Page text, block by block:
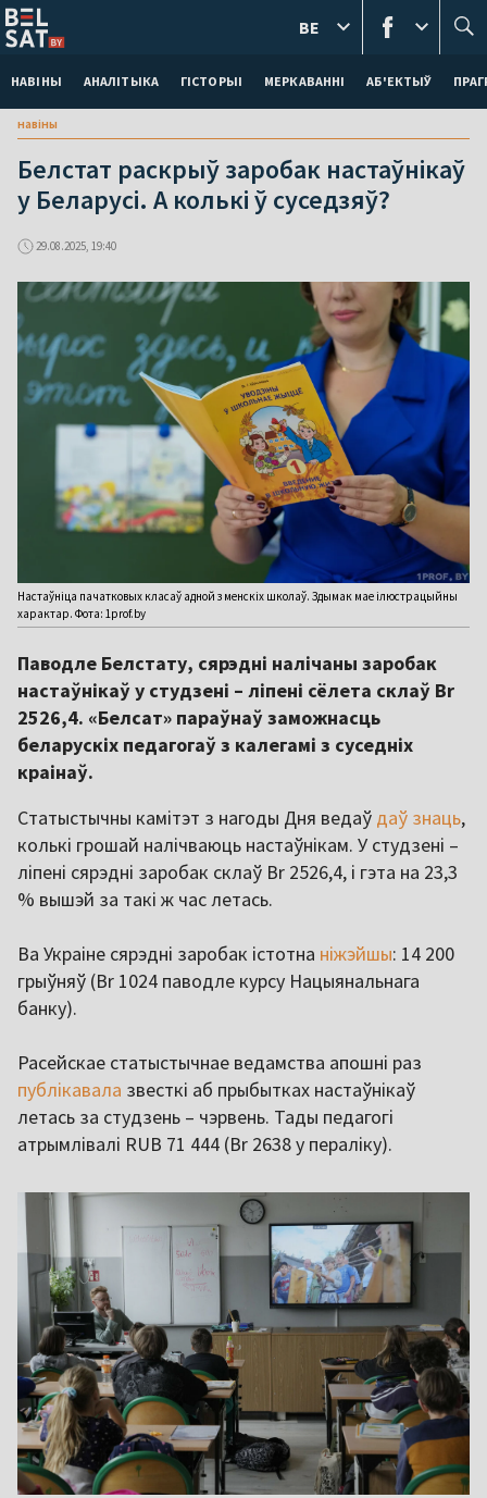
НАВІНЫ АНАЛІТЫКА ГІСТОРЫІ МЕРКАВАННI АБ'ЕКТЫЎ
BE
навіны
Белстат раскрыў заробак настаўнікаў
у Беларусі. А колькі ў суседзяў?
29.08.2025, 19:40
Настаўніца пачатковых класаў адной з менскіх школаў. Здымак мае ілюстрацыйны
характар. Фота: 1prof.by
Паводле Белстату, сярэдні налічаны заробак
настаўнікаў у студзені – ліпені сёлета склаў Br
2526,4. «Белсат» параўнаў заможнасць
беларускіх педагогаў з калегамі з суседніх
краінаў.
Статыстычны камітэт з нагоды Дня ведаў даў знаць,
колькі грошай налічваюць настаўнікам. У студзені –
ліпені сярэдні заробак склаў Br 2526,4, і гэта на 23,3
% вышэй за такі ж час летась.
Ва Украіне сярэдні заробак істотна ніжэйшы: 14 200
грыўняў (Br 1024 паводле курсу Нацыянальнага
банку).
Расейскае статыстычнае ведамства апошні раз
публікавала звесткі аб прыбытках настаўнікаў
летась за студзень – чэрвень. Тады педагогі
атрымлівалі RUB 71 444 (Br 2638 у пераліку).